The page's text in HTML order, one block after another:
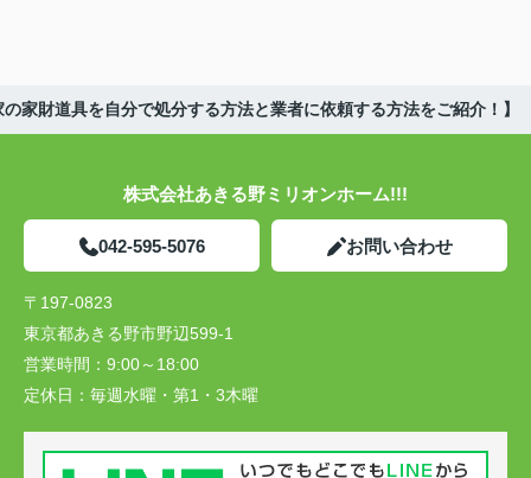
家財道具を自分で処分する方法と業者に依頼する方法をご紹介！】
株式会社あきる野ミリオンホーム!!!
042-595-5076 お問い合わせ
〒197-0823
東京都あきる野市野辺599-1
営業時間： 9:00～18:00
定休日： 毎週水曜・第1・3木曜